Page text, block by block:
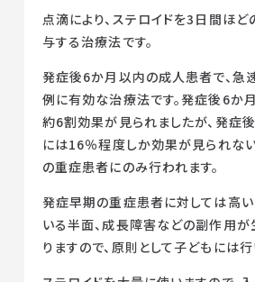
点滴により、ステロイドを3日間ほ
与する治療法です。
発症後6か月以内の成人患者で、急
例に有効な治療法です。発症後6か
約6割効果が見られましたが、発症
には16％程度しか効果が見られな
の重症患者にのみ行われます。
発症早期の重症患者に対しては高
いる半面、成長障害などの副作用
りますので、原則として子どもには行